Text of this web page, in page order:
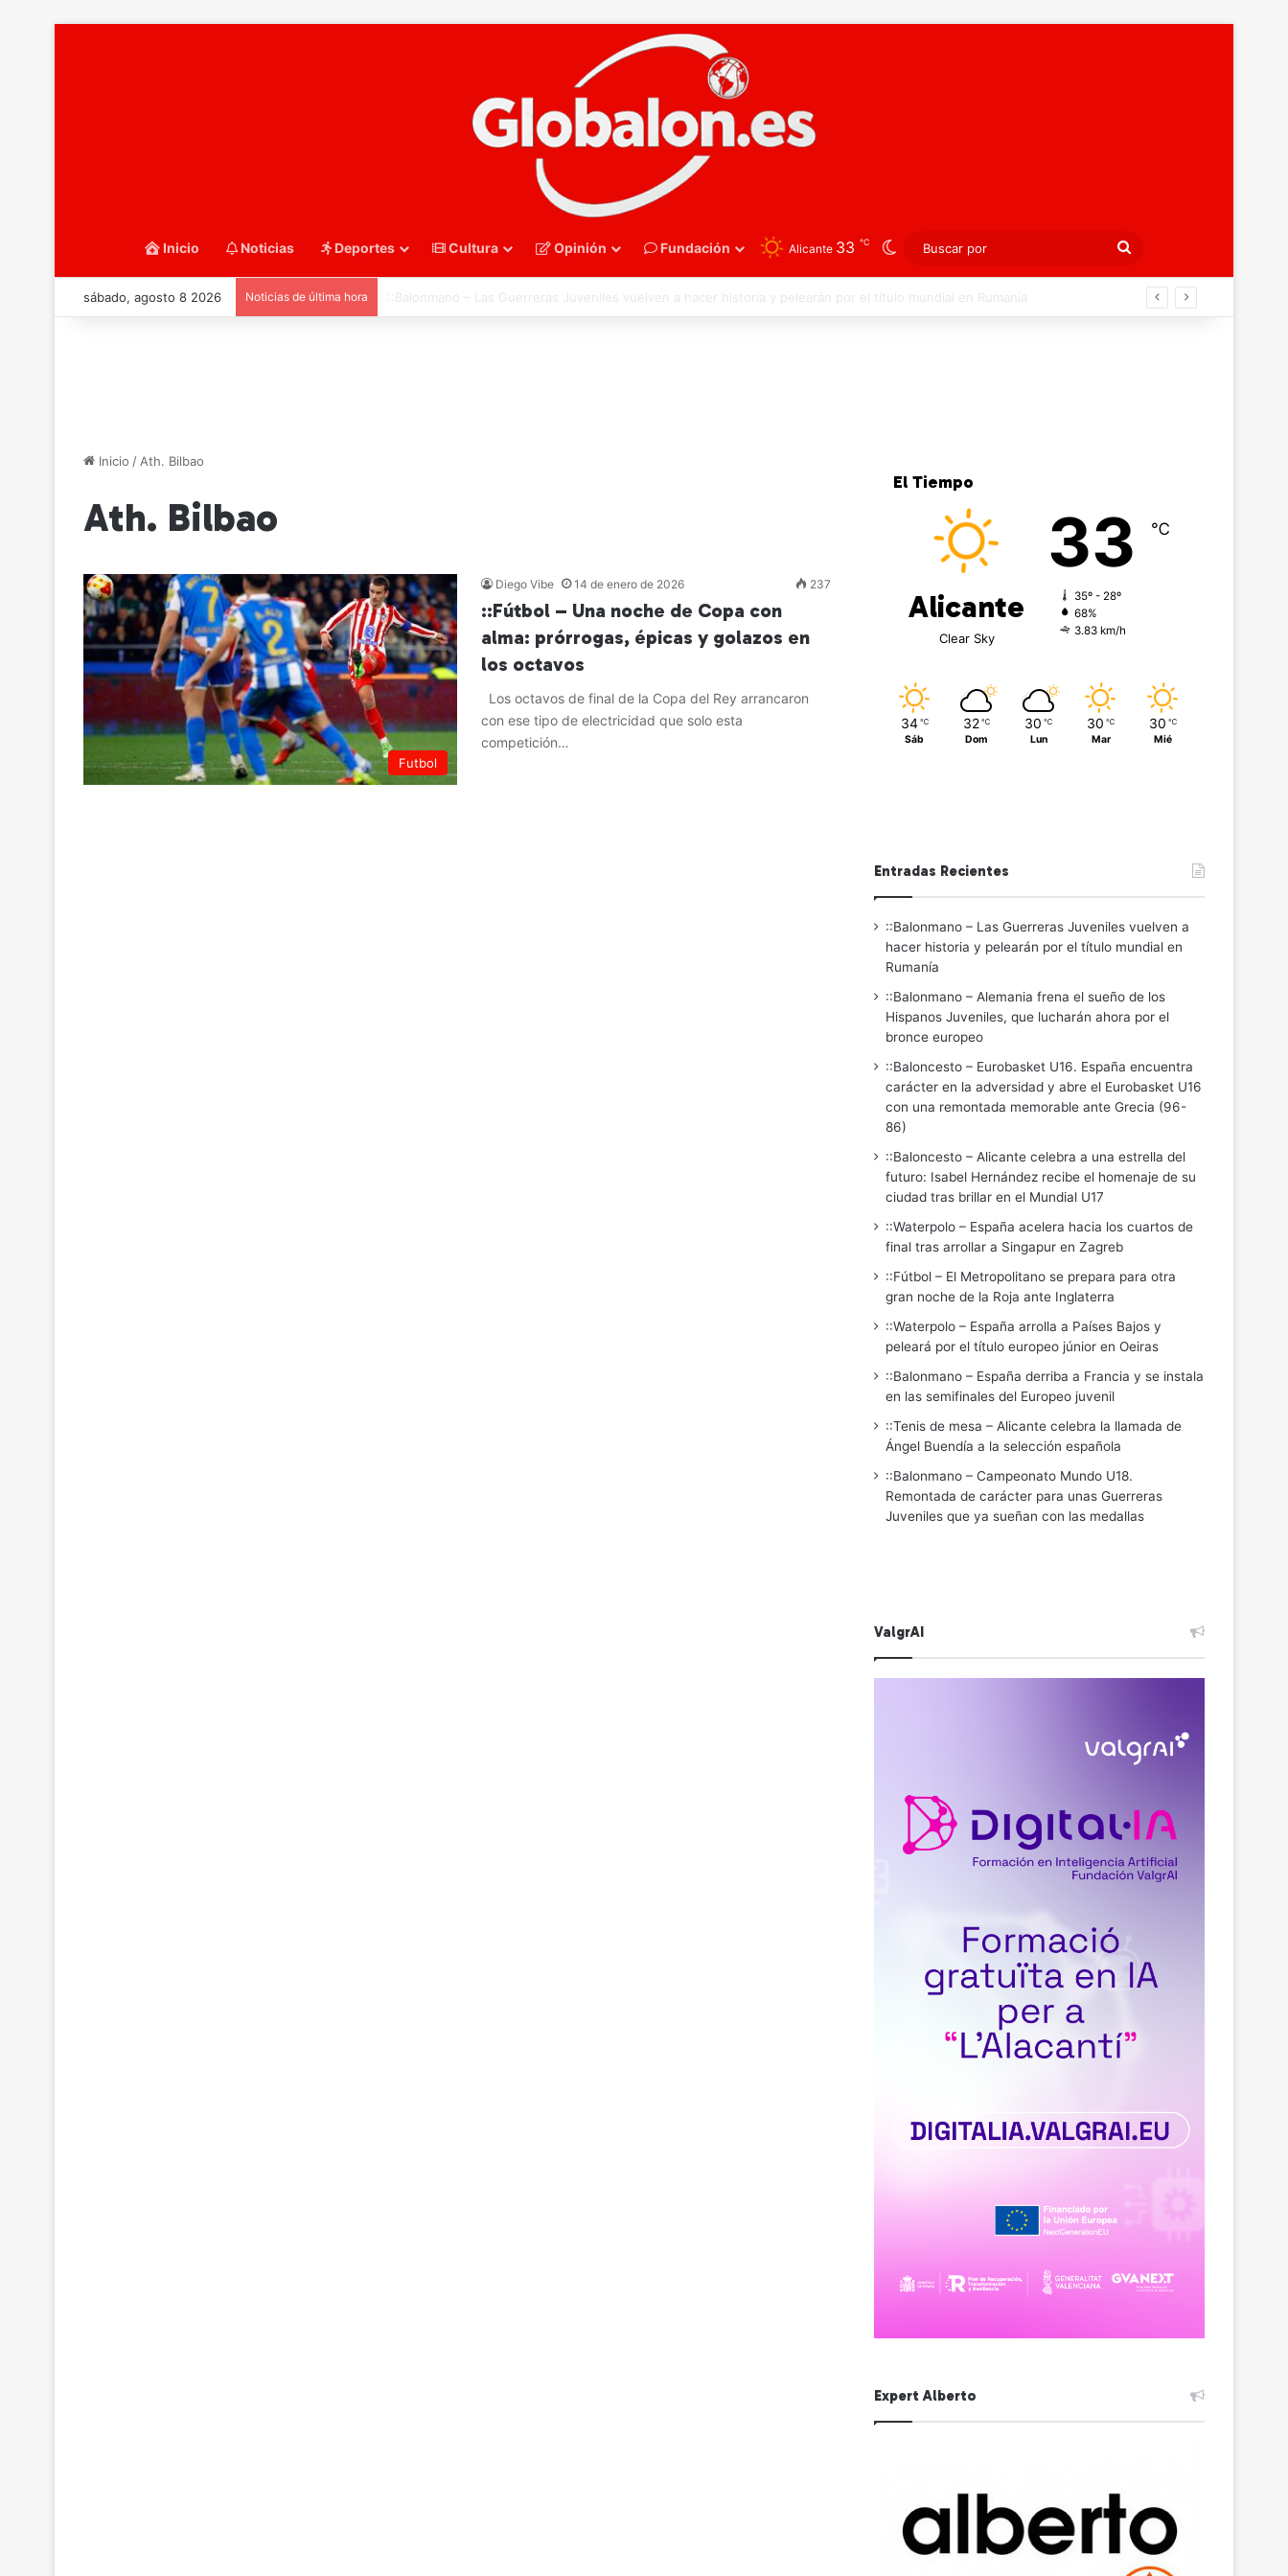
Inicio Noticias Deportes Cultura Opinión Fundación Alicante 33 ℃ Switch skin
Buscar
por
sábado, agosto 8 2026 Noticias de última hora ::Balonmano – Alemania frena el sueño de los Hispanos Juveniles, que lucharán ahora por el bronce europeo
Inicio / Ath. Bilbao
Ath. Bilbao
Futbol
Diego Vibe 14 de enero de 2026 237
::Fútbol – Una noche de Copa con
alma: prórrogas, épicas y golazos en
los octavos
Los octavos de final de la Copa del Rey arrancaron
con ese tipo de electricidad que solo esta
competición…
El Tiempo
Alicante
Clear Sky
33 ℃
35º - 28º
68%
3.83 km/h
34 ℃
Sáb
32 ℃
Dom
30 ℃
Lun
30 ℃
Mar
30 ℃
Mié
Entradas Recientes
::Balonmano – Las Guerreras Juveniles vuelven a
hacer historia y pelearán por el título mundial en
Rumanía
::Balonmano – Alemania frena el sueño de los
Hispanos Juveniles, que lucharán ahora por el
bronce europeo
::Baloncesto – Eurobasket U16. España encuentra
carácter en la adversidad y abre el Eurobasket U16
con una remontada memorable ante Grecia (96-
86)
::Baloncesto – Alicante celebra a una estrella del
futuro: Isabel Hernández recibe el homenaje de su
ciudad tras brillar en el Mundial U17
::Waterpolo – España acelera hacia los cuartos de
final tras arrollar a Singapur en Zagreb
::Fútbol – El Metropolitano se prepara para otra
gran noche de la Roja ante Inglaterra
::Waterpolo – España arrolla a Países Bajos y
peleará por el título europeo júnior en Oeiras
::Balonmano – España derriba a Francia y se instala
en las semifinales del Europeo juvenil
::Tenis de mesa – Alicante celebra la llamada de
Ángel Buendía a la selección española
::Balonmano – Campeonato Mundo U18.
Remontada de carácter para unas Guerreras
Juveniles que ya sueñan con las medallas
ValgrAI
Expert Alberto